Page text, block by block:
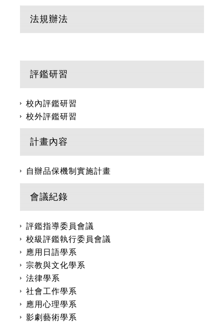
法規辦法
評鑑研習
校內評鑑研習
校外評鑑研習
計畫內容
自辦品保機制實施計畫
會議紀錄
評鑑指導委員會議
校級評鑑執行委員會議
應用日語學系
宗教與文化學系
法律學系
社會工作學系
應用心理學系
影劇藝術學系